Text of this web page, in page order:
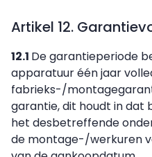
Artikel 12.
12.1 De garantieperiode
apparatuur één jaar
fabrieks-/
garantie, dit houdt in dat
het desbetreffende
de montage-/werkuren